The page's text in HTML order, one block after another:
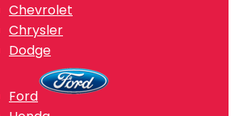
Chevrolet
Chrysler
Dodge
Ford